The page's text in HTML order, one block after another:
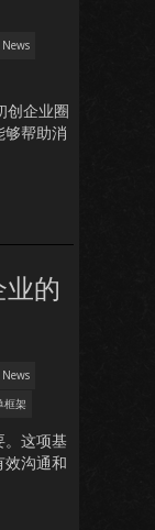
创企业圈
够帮助消
的
框架
。这项基
沟通和